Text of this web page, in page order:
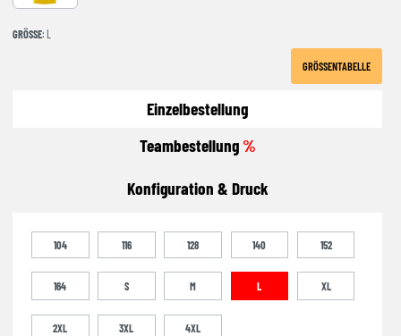
GRÖSSE : L
GRÖSSENTABELLE
Einzelbestellung
Teambestellung%
Konfiguration & Druck
104 116 128 140 152
164 S M L XL
2XL 3XL 4XL